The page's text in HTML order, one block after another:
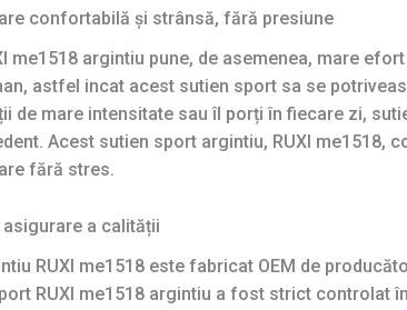
confortabilă și strânsă, fără presiune
me1518 argintiu pune, de asemenea, mare
astfel incat acest sutien sport sa se
de mare intensitate sau îl porți în fiecare zi,
Acest sutien sport argintiu, RUXI me1518,
fără stres.
a calității
RUXI me1518 este fabricat OEM de
RUXI me1518 argintiu a fost strict controlat